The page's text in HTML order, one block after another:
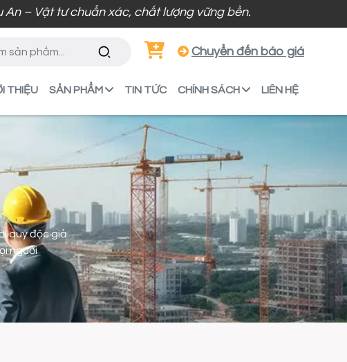
tư chuẩn xác, chất lượng vững bền.
Chuyển đến báo giá
THIỆU SẢN PHẨM TIN TỨC CHÍNH SÁCH LIÊN HỆ
quý độc giả
người